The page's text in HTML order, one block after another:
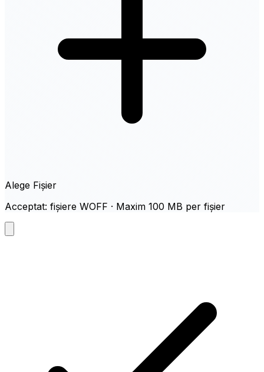
Alege Fișier
Acceptat: fișiere WOFF · Maxim 100 MB per fișier